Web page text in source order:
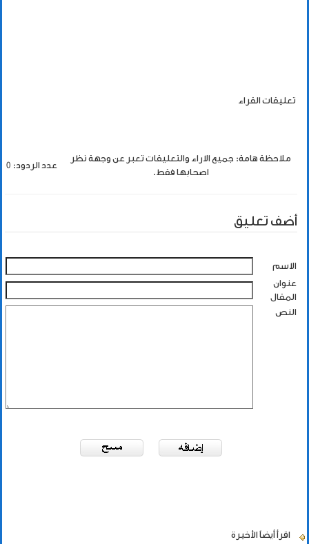
تعليقات القراء
ملاحظة هامة: جميع الاراء والتعليقات تعبر عن وجهة نظر
اصحابها فقط.
عدد الردود: 0
أضف تعليق
الاسم
عنوان
المقال
النص
اقرأ أيضاً الأخيرة